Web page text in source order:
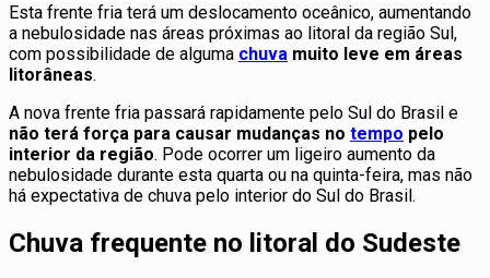
Esta frente fria terá um deslocamento oceânico, aumentando
a nebulosidade nas áreas próximas ao litoral da região Sul,
com possibilidade de alguma chuva muito leve em áreas
litorâneas.
A nova frente fria passará rapidamente pelo Sul do Brasil e
não terá força para causar mudanças no tempo pelo
interior da região. Pode ocorrer um ligeiro aumento da
nebulosidade durante esta quarta ou na quinta-feira, mas não
há expectativa de chuva pelo interior do Sul do Brasil.
Chuva frequente no litoral do Sudeste